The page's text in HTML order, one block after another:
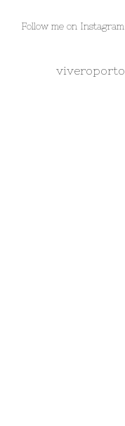
Follow me on Instagram
viveroporto